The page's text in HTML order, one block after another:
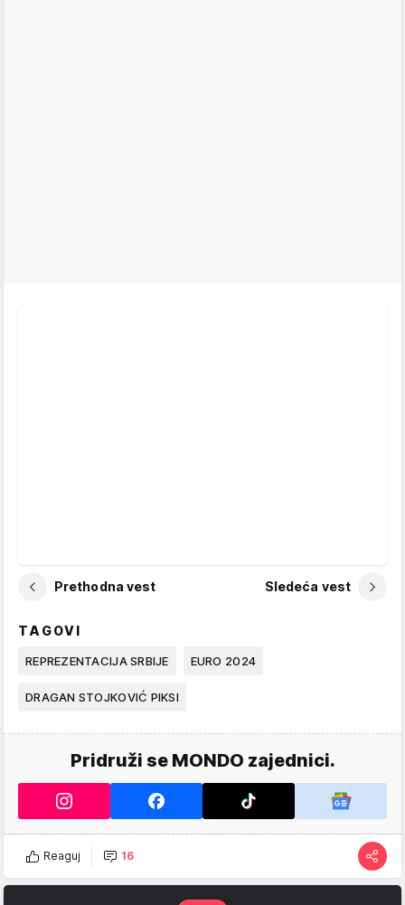
Prethodna vest Sledeća vest
TAGOVI
REPREZENTACIJA SRBIJE EURO 2024
DRAGAN STOJKOVIĆ PIKSI
Pridruži se MONDO zajednici.
Reaguj 16